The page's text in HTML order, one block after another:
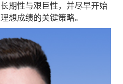
期性与艰巨性，并尽早开始
想成绩的关键策略。